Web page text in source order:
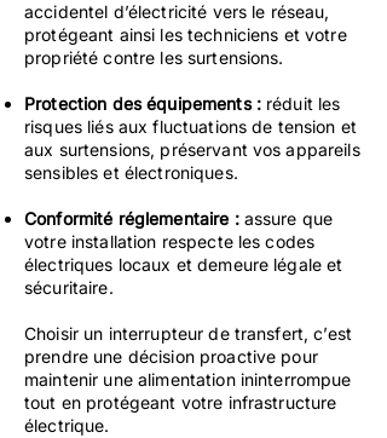
accidentel d’électricité vers le réseau,
protégeant ainsi les techniciens et votre
propriété contre les surtensions.
Protection des équipements :réduit les
risques liés aux fluctuations de tension et
aux surtensions, préservant vos appareils
sensibles et électroniques.
Conformité réglementaire : assure que
votre installation respecte les codes
électriques locaux et demeure légale et
sécuritaire.
Choisir un interrupteur de transfert, c’est
prendre une décision proactive pour
maintenir une alimentation ininterrompue
tout en protégeant votre infrastructure
électrique.